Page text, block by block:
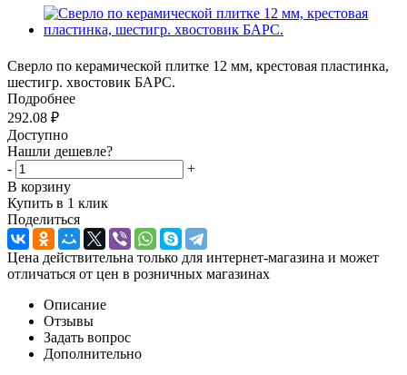
Сверло по керамической плитке 12 мм, крестовая пластинка,
шестигр. хвостовик БАРС.
Подробнее
292.08 ₽
Доступно
Нашли дешевле?
-
+
В корзину
Купить в 1 клик
Поделиться
Цена действительна только для интернет-магазина и может
отличаться от цен в розничных магазинах
Описание
Отзывы
Задать вопрос
Дополнительно